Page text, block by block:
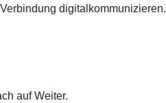
digitalkommunizieren.
auf Weiter.